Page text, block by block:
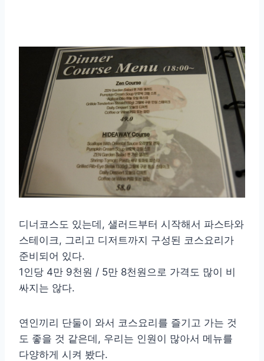
디너코스도 있는데, 샐러드부터 시작해서 파스타와
스테이크, 그리고 디저트까지 구성된 코스요리가
준비되어 있다.
1인당 4만 9천원 / 5만 8천원으로 가격도 많이 비
싸지는 않다.
연인끼리 단둘이 와서 코스요리를 즐기고 가는 것
도 좋을 것 같은데, 우리는 인원이 많아서 메뉴를
다양하게 시켜 봤다.